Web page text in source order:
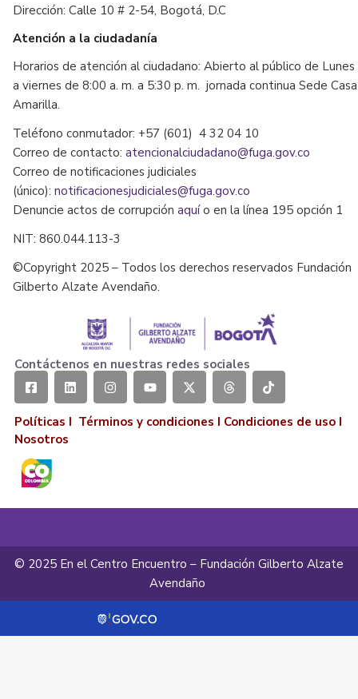
Dirección: Calle 10 # 2-54, Bogotá, D.C
Atención a la ciudadanía
Horarios de atención al ciudadano: Abierto al público de Lunes
a viernes de 8:00 a. m. a 5:30 p. m. jornada continua Sede Casa
Amarilla.
Teléfono conmutador: +57 (601) 4 32 04 10
Correo de contacto: atencionalciudadano@fuga.gov.co
Correo de notificaciones judiciales
(único): notificacionesjudiciales@fuga.gov.co
Denuncie actos de corrupción aquío en la línea 195 opción 1
NIT: 860.044.113-3
©Copyright 2025 – Todos los derechos reservados Fundación
Gilberto Alzate Avendaño.
Contáctenos en nuestras redes sociales
Políticas I Términos y condiciones I Condiciones de uso I
Nosotros
© 2025 En el Centro Encuentro – Fundación Gilberto Alzate
Avendaño